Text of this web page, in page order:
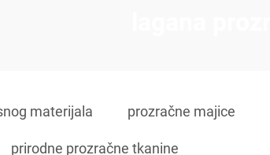
materijala prozračne majice
prirodne prozračne tkanine